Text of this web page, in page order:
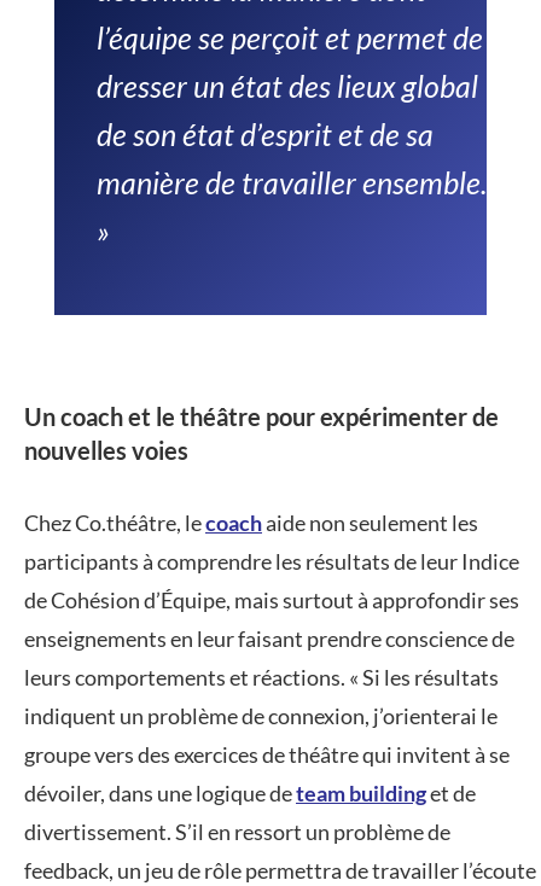
l’équipe se perçoit et permet de
dresser un état des lieux global
de son état d’esprit et de sa
manière de travailler ensemble.
»
Un coach et le théâtre pour expérimenter de
nouvelles voies
Chez Co.théâtre, lecoachaide non seulement les
participants à comprendre les résultats de leur Indice
de Cohésion d’Équipe, mais surtout à approfondir ses
enseignements en leur faisant prendre conscience de
leurs comportements et réactions. « Si les résultats
indiquent un problème de connexion, j’orienterai le
groupe vers des exercices de théâtre qui invitent à se
dévoiler, dans une logique deteam buildinget de
divertissement. S’il en ressort un problème de
feedback, un jeu de rôle permettra de travailler l’écoute